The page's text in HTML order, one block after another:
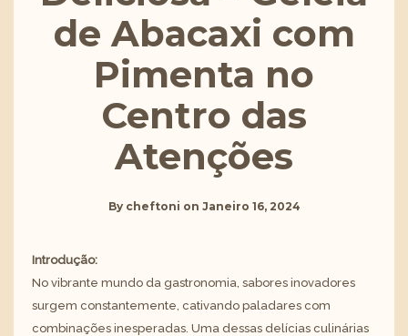
de Abacaxi com
Pimenta no
Centro das
Atenções
By cheftoni on Janeiro 16, 2024
Introdução:
No vibrante mundo da gastronomia, sabores inovadores
surgem constantemente, cativando paladares com
combinações inesperadas. Uma dessas delícias culinárias